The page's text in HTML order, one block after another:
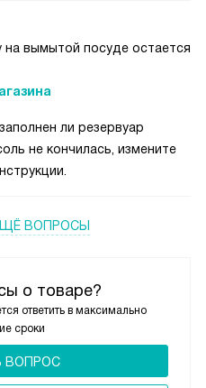
о товаре?
ответить в максимально
сроки
ВОПРОС
вымытой посуде остается
ли резервуар
не кончилась, измените
ВОПРОСЫ